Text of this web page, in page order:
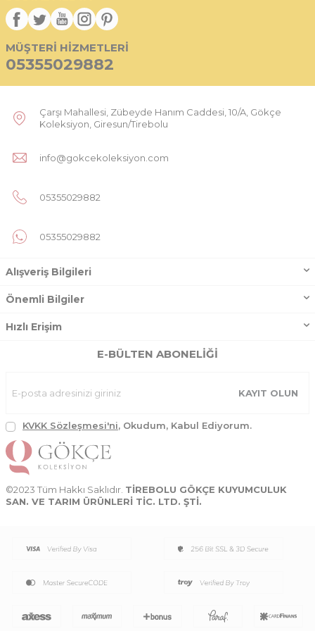
MÜŞTERI HIZMETLERI
05355029882
Çarşı Mahallesi, Zübeyde Hanım Caddesi, 10/A, Gökçe
Koleksiyon, Giresun/Tirebolu
info@gokcekoleksiyon.com
05355029882
05355029882
Alışveriş Bilgileri
Önemli Bilgiler
Hızlı Erişim
E-BÜLTEN ABONELIĞI
KAYIT OLUN
KVKK Sözleşmesi'ni, Okudum, Kabul Ediyorum.
©2023 Tüm Hakkı Saklıdır. TİREBOLU GÖKÇE KUYUMCULUK
SAN. VE TARIM ÜRÜNLERİ TİC. LTD. ŞTİ.